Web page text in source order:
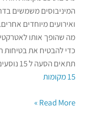
המיניבוסים משמשים
ואירועים מיוחדים
מה שהופך אותו
כדי להבטיח את בטיחות
תתאים הסעה ל 15 נוסעים? עבור…
15 מקומות
Read More »